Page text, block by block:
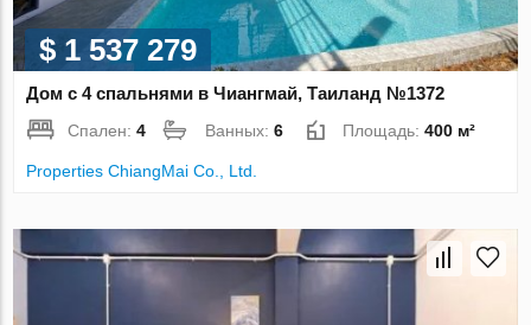
$ 1 537 279
Дом с 4 спальнями в Чиангмай, Таиланд №1372
Спален:4 Ванных:6 Площадь:400 м²
Properties ChiangMai Co., Ltd.